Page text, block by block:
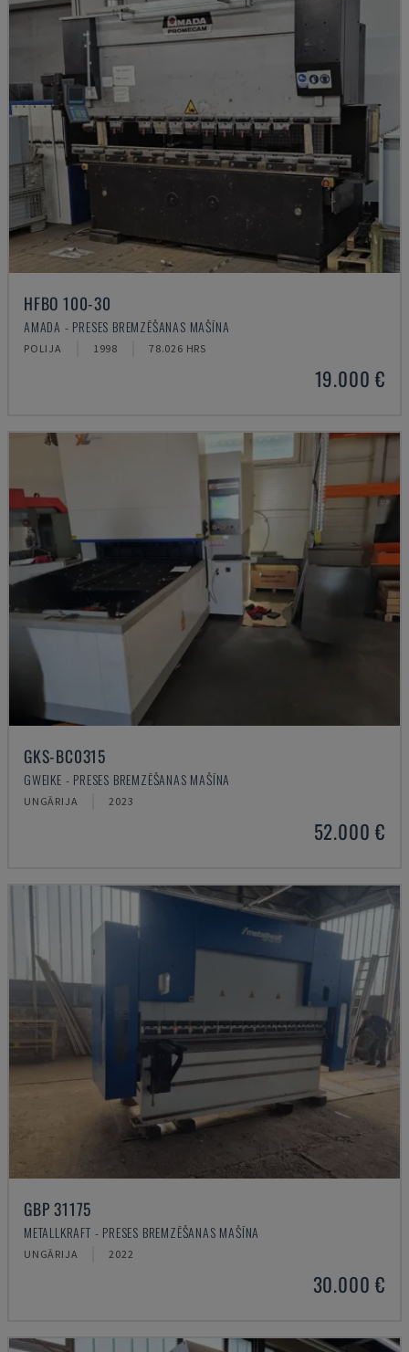
HFBO 100-30
AMADA - PRESES BREMZĒŠANAS MAŠĪNA
POLIJA 1998 78.026 HRS
19.000 €
GKS-BC0315
GWEIKE - PRESES BREMZĒŠANAS MAŠĪNA
UNGĀRIJA 2023
52.000 €
GBP 31175
METALLKRAFT - PRESES BREMZĒŠANAS MAŠĪNA
UNGĀRIJA 2022
30.000 €